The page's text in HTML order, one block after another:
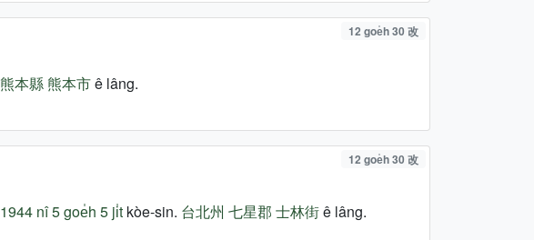
12 goe̍h 30 改
熊本縣 熊本市ê lâng.
12 goe̍h 30 改
1944 nî5 goe̍h 5 ji̍t kòe-sin. 台北州 七星郡 士林街ê lâng.